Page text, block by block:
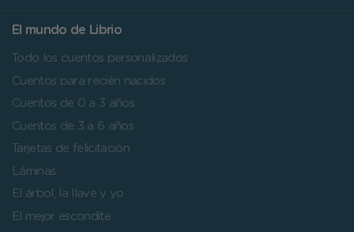
El mundo de Librio
Todo los cuentos personalizados
Cuentos para recién nacidos
Cuentos de 0 a 3 años
Cuentos de 3 a 6 años
Tarjetas de felicitación
Láminas
El árbol, la llave y yo
El mejor escondite